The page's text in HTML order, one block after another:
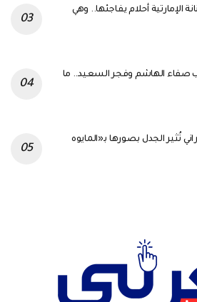
الإمارتية أحلام يفاجئها.. وهي
الهاشم وفجر السعيد.. ما
تُثير الجدل بصورها بـ«المايوه